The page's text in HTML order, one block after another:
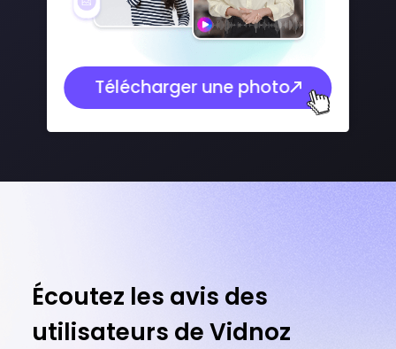
Télécharger une photo
Écoutez les avis des
utilisateurs de Vidnoz